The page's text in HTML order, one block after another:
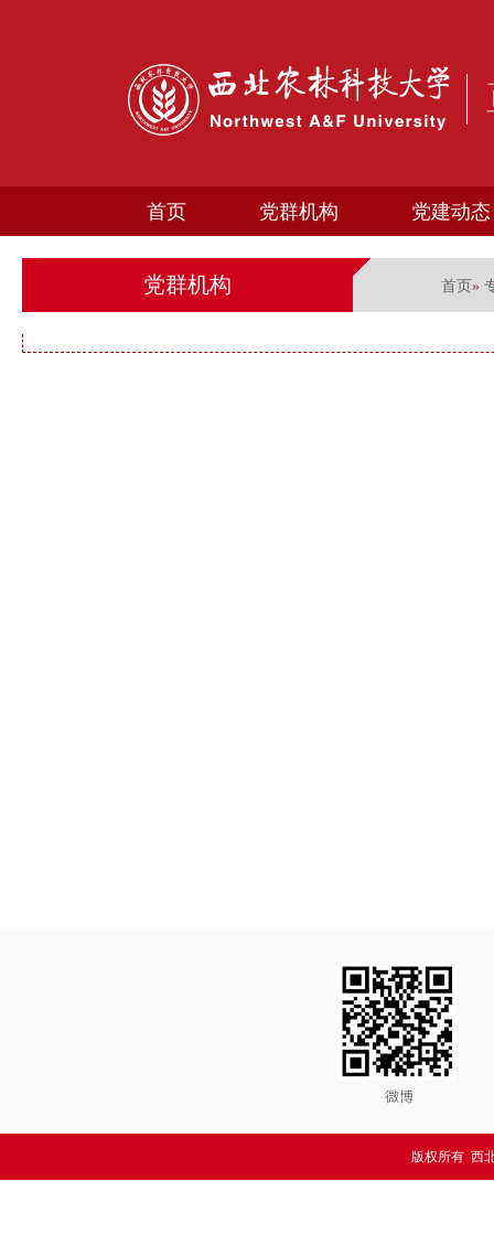
首页 党群机构 党建动态
党群机构 首页»
版权所有 西